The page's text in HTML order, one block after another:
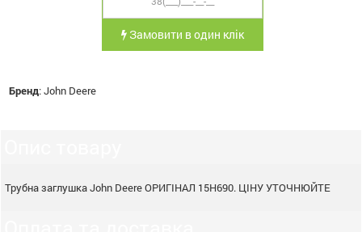
Замовити в один клік
Бренд:John Deere
Трубна заглушка John Deere ОРИГІНАЛ 15H690. ЦІНУ УТОЧНЮЙТЕ